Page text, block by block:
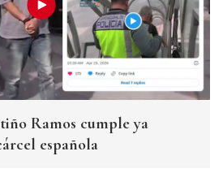
Ramos cumple ya
española